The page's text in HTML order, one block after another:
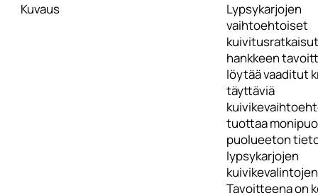
Kuvaus
Lypsykarjojen
vaihtoehtoiset
hankkeen
löytää vaaditut
täyttäviä
tuottaa
puolueeton
lypsykarjojen
Tavoitteena on